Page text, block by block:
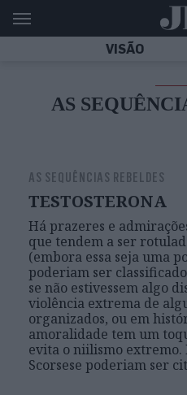
VISÃO
AS
AS SEQUÊNCIAS REBELDES
TESTOSTERONA
Há prazeres e
que tendem a ser
(embora essa seja uma
poderiam ser
se não estivessem algo
violência extrema de
organizados, ou em
amoralidade tem um
evita o niilismo
Scorsese poderiam ser